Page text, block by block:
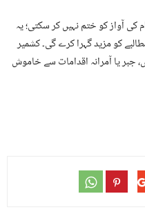
آواز کو ختم نہیں کر سکتی؛ یہ
کو مزید گہرا کرے گی۔ کشمیر
جبر یا آمرانہ اقدامات سے خاموش